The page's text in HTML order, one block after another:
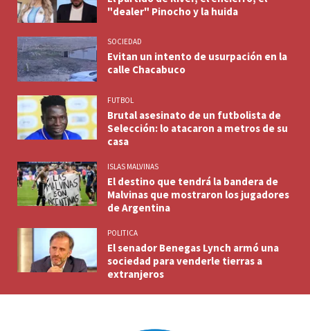
"dealer" Pinocho y la huida
SOCIEDAD
Evitan un intento de usurpación en la
calle Chacabuco
FUTBOL
Brutal asesinato de un futbolista de
Selección: lo atacaron a metros de su
casa
ISLAS MALVINAS
El destino que tendrá la bandera de
Malvinas que mostraron los jugadores
de Argentina
POLITICA
El senador Benegas Lynch armó una
sociedad para venderle tierras a
extranjeros